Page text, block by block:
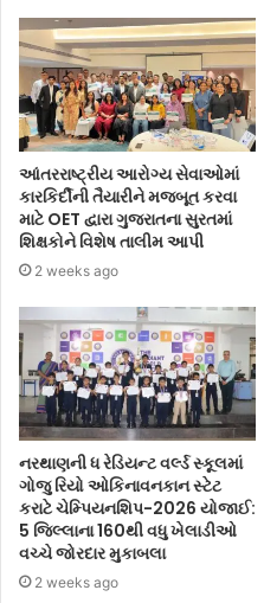
આંતરરાષ્ટ્રીય આરોગ્ય સેવાઓમાં
કારકિર્દીની તૈયારીને મજબૂત કરવા
માટે OET દ્વારા ગુજરાતના સુરતમાં
શિક્ષકોને વિશેષ તાલીમ આપી
2 weeks ago
નરથાણની ધ રેડિયન્ટ વર્લ્ડ સ્કૂલમાં
ગોજુ રિયો ઓકિનાવનકાન સ્ટેટ
કરાટે ચેમ્પિયનશિપ-2026 યોજાઈ:
5 જિલ્લાના 160થી વધુ ખેલાડીઓ
વચ્ચે જોરદાર મુકાબલા
2 weeks ago